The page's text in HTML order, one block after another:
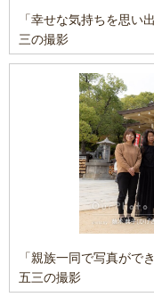
「幸せな気持ちを思い
三の撮影
「親族一同で写真がで
五三の撮影